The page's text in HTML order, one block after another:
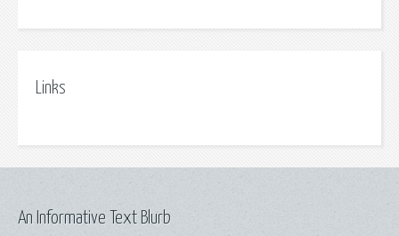
Links
An Informative Text Blurb